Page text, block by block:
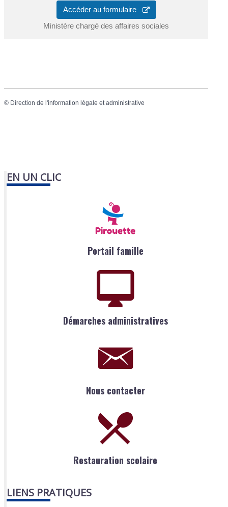
Accéder au formulaire
Ministère chargé des affaires sociales
© Direction de l'information légale et administrative
EN UN CLIC
Portail famille
Démarches administratives
Nous contacter
Restauration scolaire
LIENS PRATIQUES